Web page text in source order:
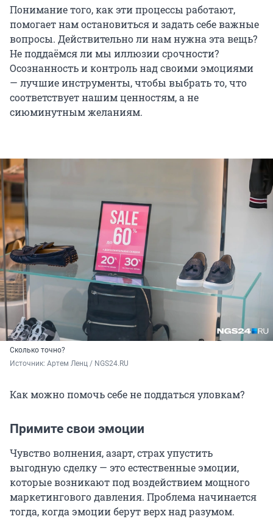
Понимание того, как эти процессы работают,
помогает нам остановиться и задать себе важные
вопросы. Действительно ли нам нужна эта вещь?
Не поддаёмся ли мы иллюзии срочности?
Осознанность и контроль над своими эмоциями
— лучшие инструменты, чтобы выбрать то, что
соответствует нашим ценностям, а не
сиюминутным желаниям.
Сколько точно?
Источник: Артем Ленц / NGS24.RU
Как можно помочь себе не поддаться уловкам?
Примите свои эмоции
Чувство волнения, азарт, страх упустить
выгодную сделку — это естественные эмоции,
которые возникают под воздействием мощного
маркетингового давления. Проблема начинается
тогда, когда эмоции берут верх над разумом.